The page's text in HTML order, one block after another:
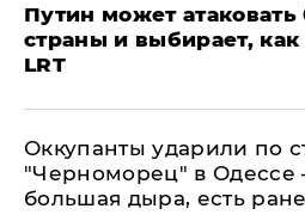
Путин может атаковать
страны и выбирает, как
LRT
Оккупанты ударили по
"Черноморец" в Одессе
большая дыра, есть